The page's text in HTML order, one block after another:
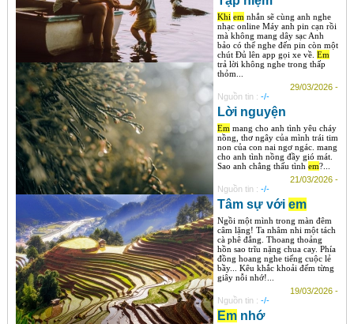
Khi emnhắn sẽ cùng anh nghe
nhạc online Máy anh pin cạn rồi
mà không mang dây sạc Anh
bảo có thể nghe đến pin còn một
chút Đủ lên app gọi xe về. Em
trả lời không nghe trong thấp
thỏm...
29/03/2026 -
Nguồn tin : -/-
Lời nguyện
Emmang cho anh tình yêu cháy
nồng, thơ ngây của mình trái tim
non của con nai ngơ ngác. mang
cho anh tình nồng đầy gió mát.
Sao anh chẳng thấu tình em?...
21/03/2026 -
Nguồn tin : -/-
Tâm sự với em
Ngồi một mình trong màn đêm
câm lặng! Ta nhâm nhi một tách
cà phê đắng. Thoang thoảng
hồn sao trĩu nặng chua cay. Phía
đồng hoang nghe tiếng cuộc lẻ
bầy... Kêu khắc khoải đếm từng
giây nỗi nhớ!...
19/03/2026 -
Nguồn tin : -/-
Emnhớ